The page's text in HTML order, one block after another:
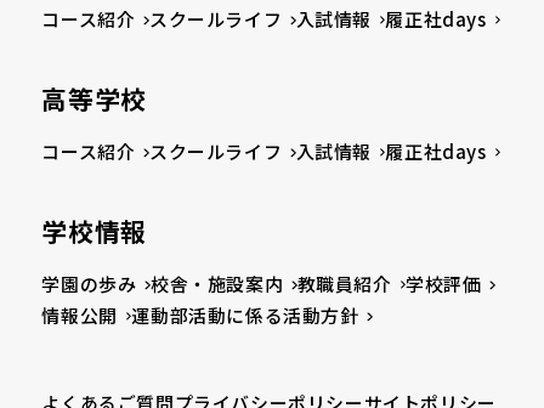
コース紹介 スクールライフ 入試情報 履正社days
高等学校
コース紹介 スクールライフ 入試情報 履正社days
学校情報
学園の歩み 校舎・施設案内 教職員紹介
学校評価
情報公開
運動部活動に係る活動方針
よくあるご質問プライバシーポリシーサイトポリシー